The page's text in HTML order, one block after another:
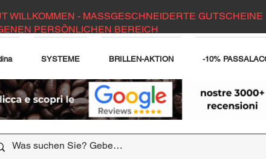
WILLKOMMEN - MASSGESCHNEIDERTE GUTSCHEINE
PERSÖNLICHEN BEREICH
SYSTEME BRILLEN-AKTION -10%
WEBSITE